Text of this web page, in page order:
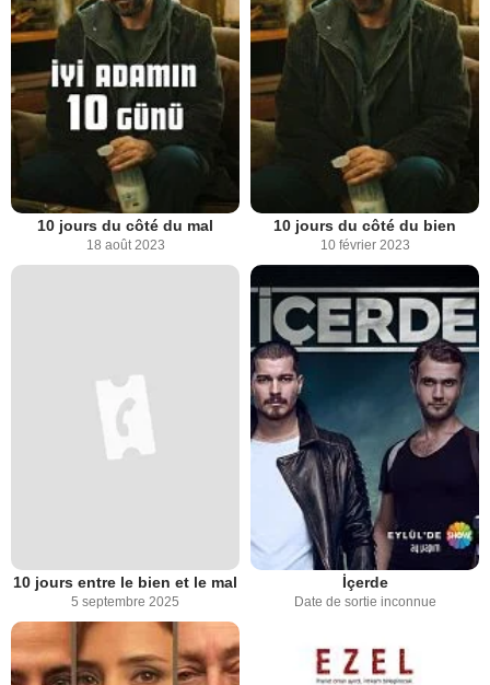
10 jours du côté du mal
18 août 2023
10 jours du côté du bien
10 février 2023
10 jours entre le bien et le mal
5 septembre 2025
İçerde
Date de sortie inconnue